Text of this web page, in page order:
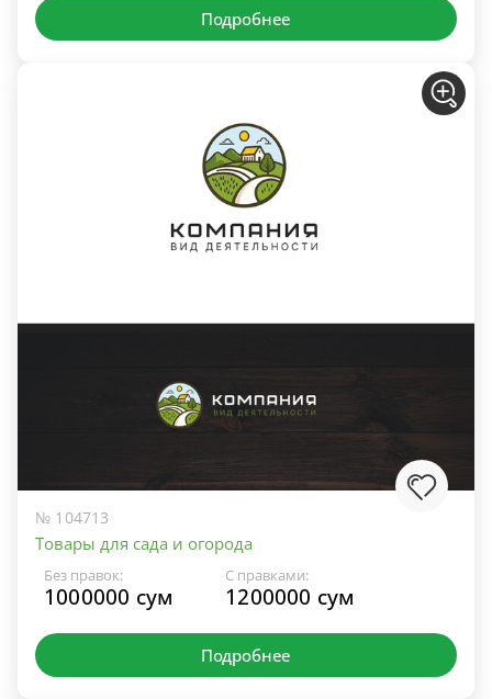
Подробнее
№ 104713
Товары для сада и огорода
Без правок:
1000000 сум
С правками:
1200000 сум
Подробнее